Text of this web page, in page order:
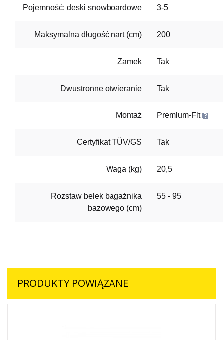
Pojemność: deski snowboardowe 3-5
Maksymalna długość nart (cm) 200
Zamek Tak
Dwustronne otwieranie Tak
Montaż Premium-Fit
Certyfikat TÜV/GS Tak
Waga (kg) 20,5
Rozstaw belek bagażnika
bazowego (cm)
55 - 95
PRODUKTY POWIĄZANE